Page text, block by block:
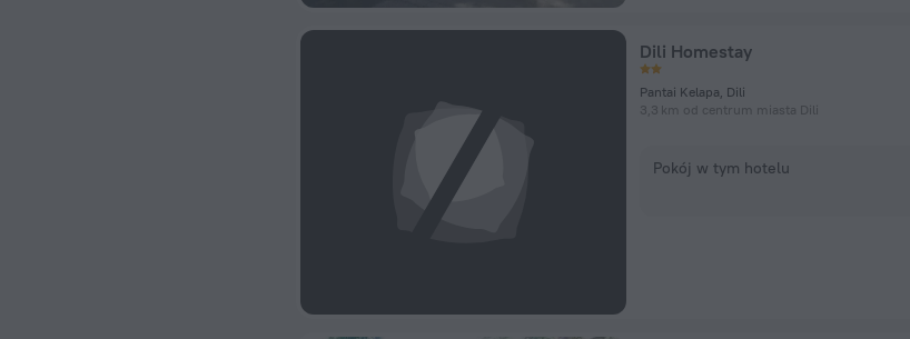
Dili Homestay
Pantai Kelapa, Dili
3,3 km od centrum miasta Dili
Pokój w tym hotelu